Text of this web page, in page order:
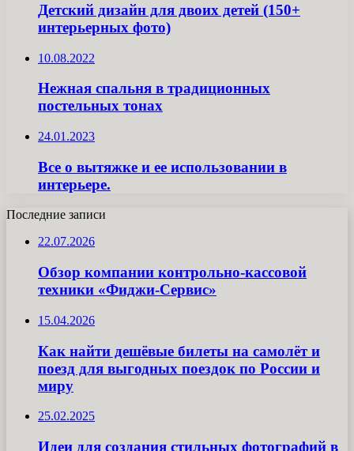
Детский дизайн для двоих детей (150+
интерьерных фото)
10.08.2022
Нежная спальня в традиционных
постельных тонах
24.01.2023
Все о вытяжке и ее использовании в
интерьере.
Последние записи
22.07.2026
Обзор компании контрольно-кассовой
техники «Фиджи-Сервис»
15.04.2026
Как найти дешёвые билеты на самолёт и
поезд для выгодных поездок по России и
миру
25.02.2025
Идеи для создания стильных фотографий в